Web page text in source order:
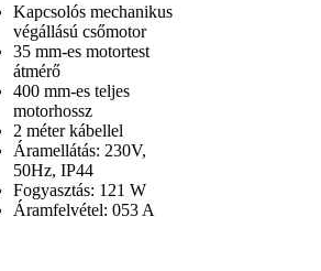
Kapcsolós mechanikus
végállású csőmotor
35 mm-es motortest
átmérő
400 mm-es teljes
motorhossz
2 méter kábellel
Áramellátás: 230V,
50Hz, IP44
Fogyasztás: 121 W
Áramfelvétel: 053 A